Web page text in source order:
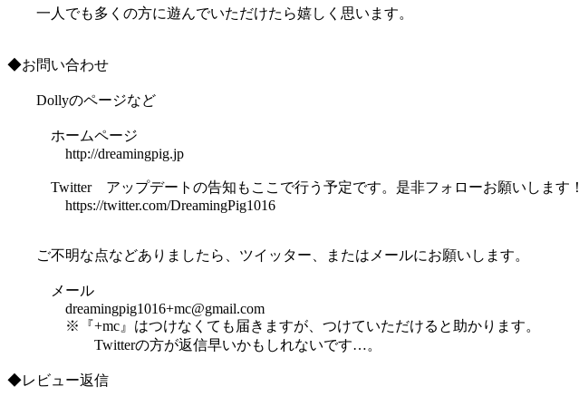
一人でも多くの方に遊んでいただけたら嬉しく思います。
◆お問い合わせ
Dollyのページなど
ホームページ
http://dreamingpig.jp
Twitter アップデートの告知もここで行う予定です。是非フォローお願いします！
https://twitter.com/DreamingPig1016
ご不明な点などありましたら、ツイッター、またはメールにお願いします。
メール
dreamingpig1016+mc@gmail.com
※『+mc』はつけなくても届きますが、つけていただけると助かります。
Twitterの方が返信早いかもしれないです…。
◆レビュー返信